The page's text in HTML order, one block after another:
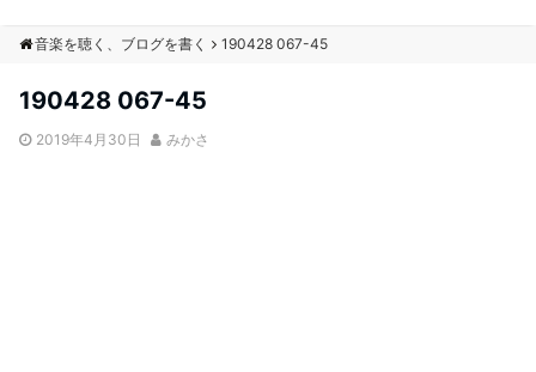
音楽を聴く、ブログを書く 190428 067-45
190428 067-45
2019年4月30日 みかさ